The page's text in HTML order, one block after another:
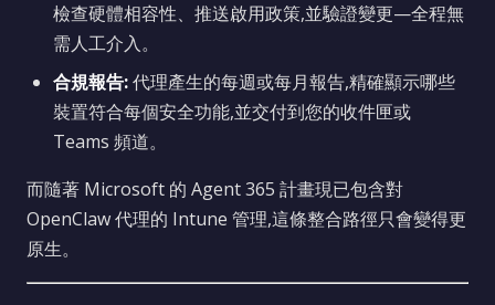
檢查硬體相容性、推送啟用政策,並驗證變更—全程無
需人工介入。
合規報告:代理產生的每週或每月報告,精確顯示哪些
裝置符合每個安全功能,並交付到您的收件匣或
Teams 頻道。
而隨著 Microsoft 的 Agent 365 計畫現已包含對
OpenClaw 代理的 Intune 管理,這條整合路徑只會變得更
原生。